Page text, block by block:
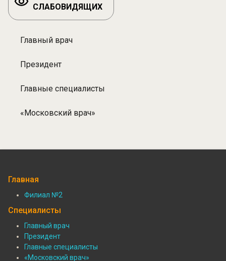
СЛАБОВИДЯЩИХ
Разделы:
Специалисты
Главный врач
Президент
Главные специалисты
«Московский врач»
Главная
Подвал:
Филиалы
Филиал №2
Специалисты
Подвал:
Специалисты
Главный врач
Президент
Главные специалисты
«Московский врач»